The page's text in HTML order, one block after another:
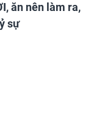
ăn nên làm ra,
sự